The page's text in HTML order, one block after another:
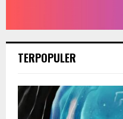
TERPOPULER